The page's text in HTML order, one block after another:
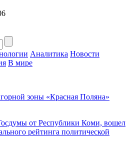
Аналитика Новости
В мире
зоны «Красная Поляна»
от Республики Коми, вошел
рейтинга политической